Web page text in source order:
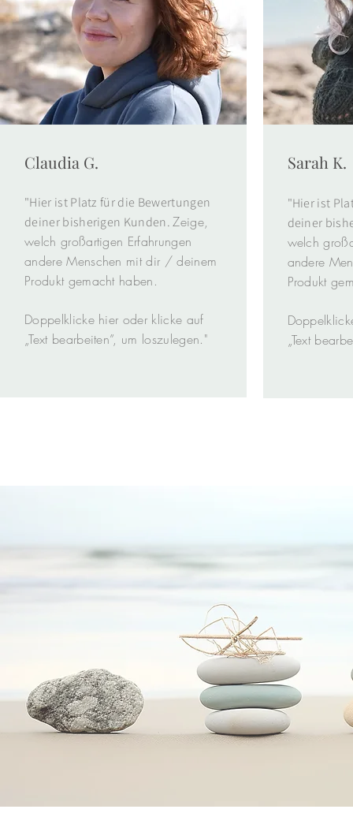
Claudia G.
"Hier ist Platz für die Bewertungen
deiner bisherigen Kunden.Zeige,
welch großartigen Erfahrungen
andere Menschen mit dir / deinem
Produkt gemacht haben.
Doppelklicke hier oder klicke auf
„Text bearbeiten”, um loszulegen."
Sarah K.
"Hier ist
deiner
welch
andere
Produkt
„Text